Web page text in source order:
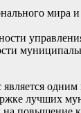
мира и
является
лучших